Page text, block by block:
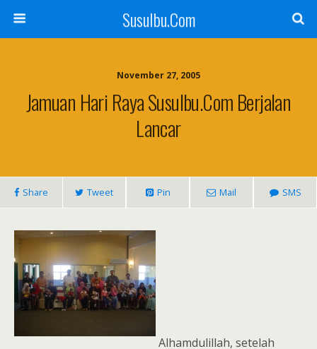
SusuIbu.Com
November 27, 2005
Jamuan Hari Raya SusuIbu.com Berjalan
Lancar
Share Tweet Pin Mail SMS
Alhamdulillah, setelah